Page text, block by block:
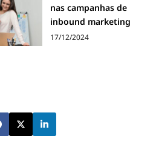
nas campanhas de
inbound marketing
17/12/2024